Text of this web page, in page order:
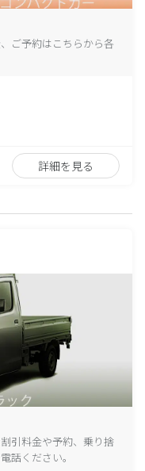
ご予約はこちらから各
詳細を見る
引料金や予約、乗り捨
話ください。